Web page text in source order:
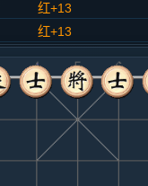
红+13
红+13
红+11
红+25
红+2
红+1
红+0